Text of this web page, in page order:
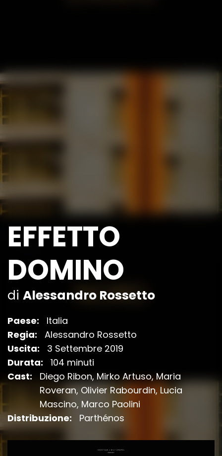
EFFETTO
DOMINO
di Alessandro Rossetto
Paese:
Italia
Regia:
Alessandro Rossetto
Uscita:
3 Settembre 2019
Durata:
104 minuti
Cast:
Diego Ribon, Mirko Artuso, Maria
Roveran, Olivier Rabourdin, Lucia
Mascino, Marco Paolini
Distribuzione:
Parthénos